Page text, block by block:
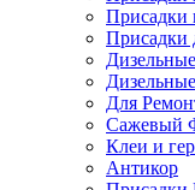
Присадки
Присадки
Для
Сажевый
Клеи и
Антикор